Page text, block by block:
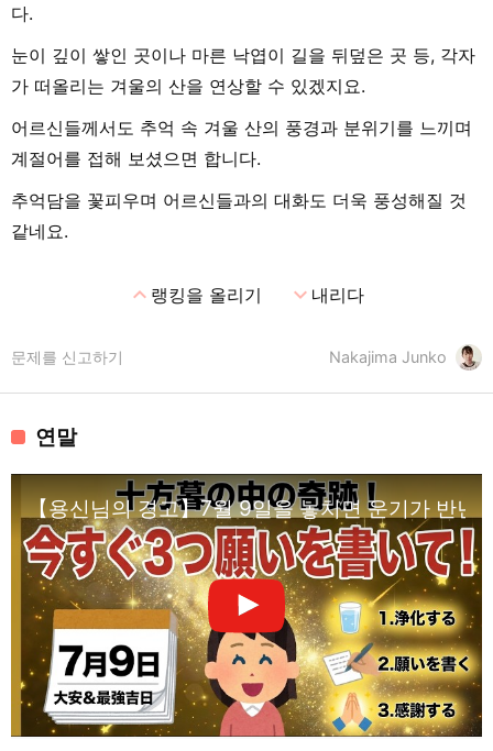
다.
눈이 깊이 쌓인 곳이나 마른 낙엽이 길을 뒤덮은 곳 등, 각자
가 떠올리는 겨울의 산을 연상할 수 있겠지요.
어르신들께서도 추억 속 겨울 산의 풍경과 분위기를 느끼며
계절어를 접해 보셨으면 합니다.
추억담을 꽃피우며 어르신들과의 대화도 더욱 풍성해질 것
같네요.
expand_less랭킹을 올리기 expand_more내리다
Nakajima Junko
문제를 신고하기
연말
【용신님의 경고】7월 9일을 놓치면 운기가 반년